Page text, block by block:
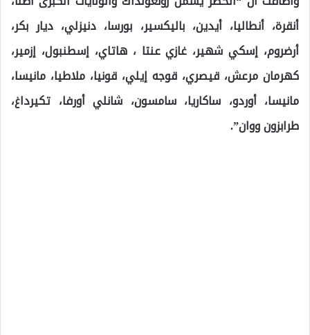
أنقرة، أنطاليا، أيدين، باليكسير، بورسا، دنيزلي، ديار بكر،
أرضروم، إسكي شهير، غازي عنتا ، هاتاي، إسطنبول، إزمير،
كهرمان مرعش، قيصري، قوجه إيلي، قونيا، ملاطيا، مانيسا،
مانيسا، أوردو، ساكاريا، سامسون، شانلي أورفا، تكيرداغ،
طرابزون ووان”.